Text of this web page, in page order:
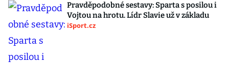
Pravděpodobné sestavy: Sparta s posilou i
Vojtou na hrotu. Lídr Slavie už v základu
iSport.cz